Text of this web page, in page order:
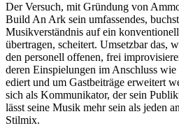
Der Versuch, mit Gründung von
Build An Ark sein umfassendes,
Musikverständnis auf ein
übertragen, scheitert. Umsetzbar das,
den personell offenen, frei
deren Einspielungen im Anschluss
ediert und um Gastbeiträge erweitert
sich als Kommunikator, der sein
lässt seine Musik mehr sein als jeden
Stilmix.